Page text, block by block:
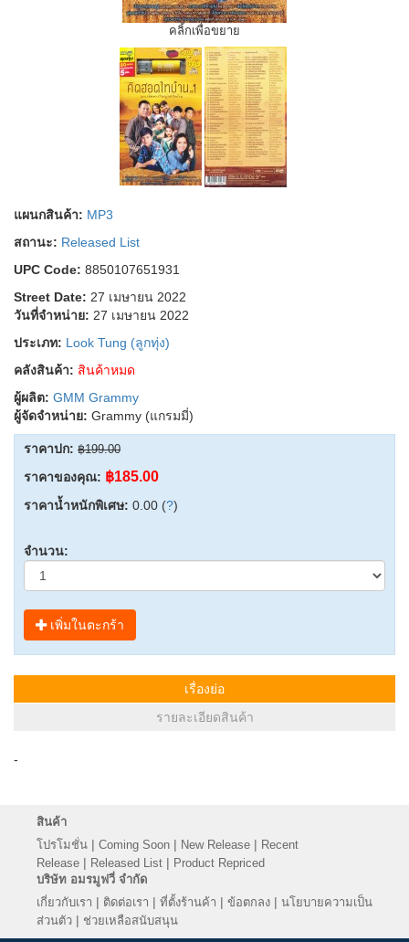
คลิ้กเพื่อขยาย
แผนกสินค้า: MP3
สถานะ: Released List
UPC Code: 8850107651931
Street Date: 27 เมษายน 2022
วันที่จำหน่าย: 27 เมษายน 2022
ประเภท: Look Tung (ลูกทุ่ง)
คลังสินค้า: สินค้าหมด
ผู้ผลิต: GMM Grammy
ผู้จัดจำหน่าย: Grammy (แกรมมี่)
ราคาปก: ฿199.00
ราคาของคุณ: ฿185.00
ราคาน้ำหนักพิเศษ: 0.00 (?)
จำนวน:
เพิ่มในตะกร้า
เรื่องย่อ
รายละเอียดสินค้า
-
สินค้า
โปรโมชั่น | Coming Soon | New Release | Recent
Release | Released List | Product Repriced
บริษัท อมรมูฟวี่ จำกัด
เกี่ยวกับเรา | ติดต่อเรา | ที่ตั้งร้านค้า | ข้อตกลง | นโยบายความเป็น
ส่วนตัว | ช่วยเหลือสนับสนุน